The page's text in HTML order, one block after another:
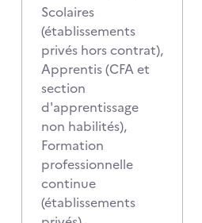
Scolaires
(établissements
privés hors contrat),
Apprentis (CFA et
section
d'apprentissage
non habilités),
Formation
professionnelle
continue
(établissements